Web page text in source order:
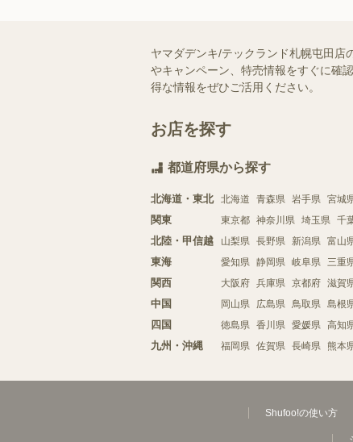
ヤマダデンキ/テックランド札幌屯田店
やキャンペーン、特売情報をすぐに確
得な情報をぜひご活用ください。
お店を探す
都道府県から探す
北海道・東北 北海道 青森県 岩手県 宮城
関東 東京都 神奈川県 埼玉県 千
北陸・甲信越 山梨県 長野県 新潟県 富山
東海 愛知県 静岡県 岐阜県 三重
関西 大阪府 兵庫県 京都府 滋賀
中国 岡山県 広島県 鳥取県 島根
四国 徳島県 香川県 愛媛県 高知
九州・沖縄 福岡県 佐賀県 長崎県 熊本
Shufoo!の使い方